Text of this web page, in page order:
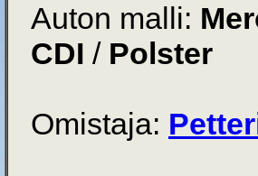
Auton malli:
CDI / Polster
Omistaja: